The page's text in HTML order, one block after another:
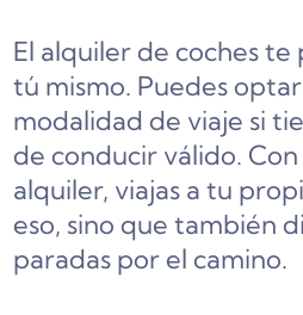
El alquiler de coches
tú mismo. Puedes
modalidad de viaje si
de conducir válido.
alquiler, viajas a tu
eso, sino que también
paradas por el camino.